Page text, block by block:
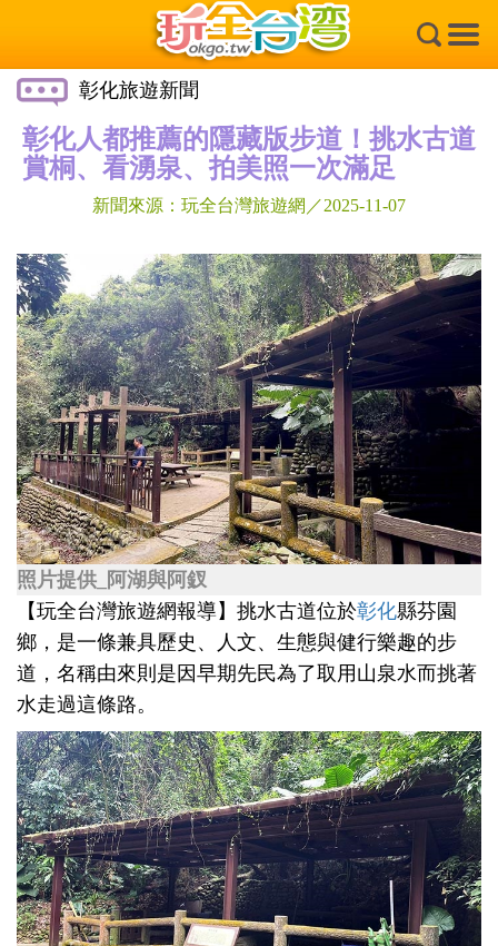
×
彰化旅遊新聞
彰化人都推薦的隱藏版步道！挑水古道
賞桐、看湧泉、拍美照一次滿足
新聞來源：玩全台灣旅遊網／2025-11-07
照片提供_阿湖與阿釵
【玩全台灣旅遊網報導】挑水古道位於彰化縣芬園
鄉，是一條兼具歷史、人文、生態與健行樂趣的步
道，名稱由來則是因早期先民為了取用山泉水而挑著
水走過這條路。